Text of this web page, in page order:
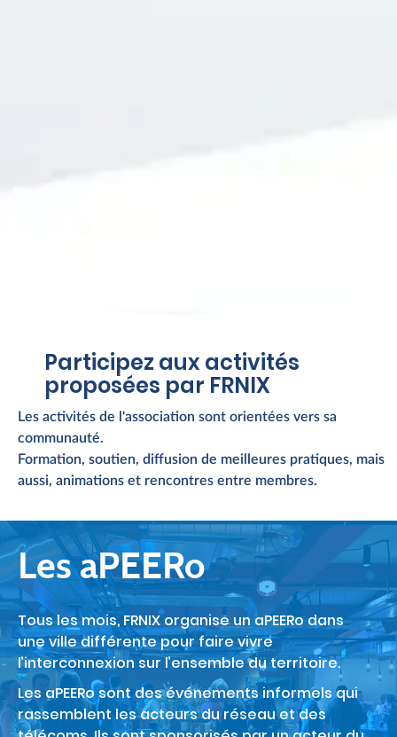
Participez aux activités
proposées par FRNIX
Les activités de l'association sont orientées vers sa
communauté.
Formation, soutien, diffusion de meilleures pratiques, mais
aussi, animations et rencontres entre membres.
Les aPEERo
Tous les mois, FRNIX organise un aPEERo dans
une ville différente pour faire vivre
l’interconnexion sur l’ensemble du territoire.
Les aPEERo sont des événements informels qui
rassemblent les acteurs du réseau et des